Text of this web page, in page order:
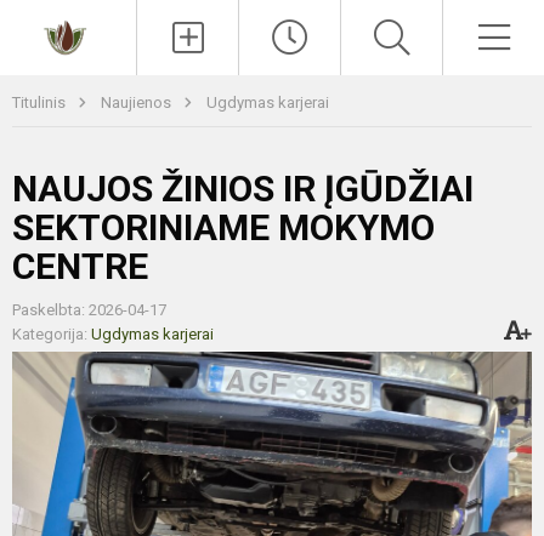
Titulinis Naujienos Ugdymas karjerai
NAUJOS ŽINIOS IR ĮGŪDŽIAI
SEKTORINIAME MOKYMO
CENTRE
Paskelbta: 2026-04-17
Kategorija: Ugdymas karjerai